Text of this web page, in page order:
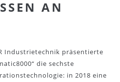
AN
Industrietechnik präsentierte
die sechste
in 2018 eine